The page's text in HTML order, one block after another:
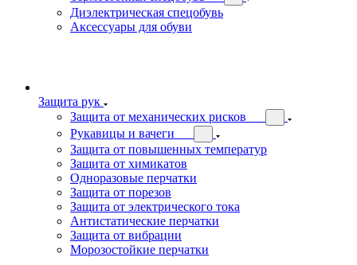
Диэлектрическая спецобувь
Аксессуары для обуви
Защита рук
Защита от механических рисков
Рукавицы и вачеги
Защита от повышенных температур
Защита от химикатов
Одноразовые перчатки
Защита от порезов
Защита от электрического тока
Антистатические перчатки
Защита от вибрации
Морозостойкие перчатки